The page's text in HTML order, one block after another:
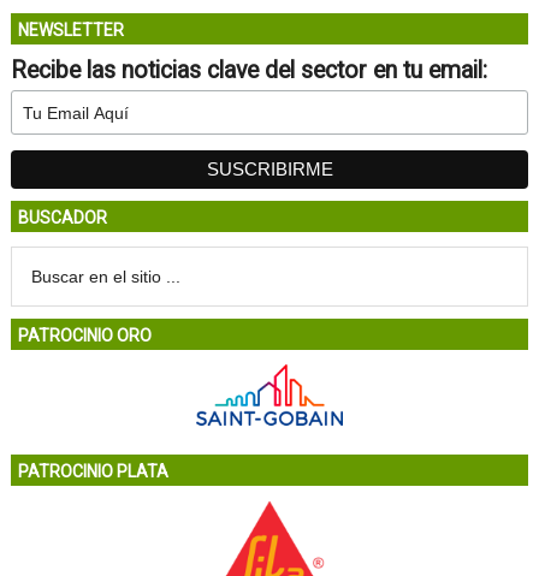
NEWSLETTER
Recibe las noticias clave del sector en tu email:
BUSCADOR
PATROCINIO ORO
PATROCINIO PLATA